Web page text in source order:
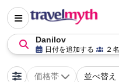
Danilov
日付を追加する ２名
価格帯 並べ替え